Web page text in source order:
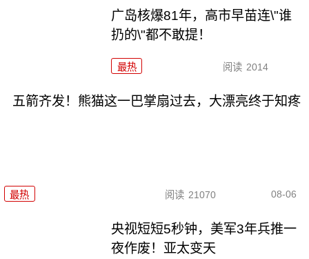
广岛核爆81年，高市早苗连\"谁
扔的\"都不敢提！
最热 阅读 2014
五箭齐发！熊猫这一巴掌扇过去，大漂亮终于知疼
最热 阅读 21070 08-06
央视短短5秒钟，美军3年兵推一
夜作废！亚太变天